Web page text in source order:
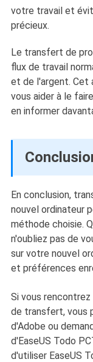
votre travail et
précieux.
Le transfert de
flux de travail
et de l'argent. Cet
vous aider à le
en informer
En conclusion,
nouvel ordinateur
méthode choisie.
n'oubliez pas de
sur votre nouvel
et préférences
Si vous
de transfert, vous
d'Adobe ou
d'EaseUS Todo
d'utiliser EaseUS